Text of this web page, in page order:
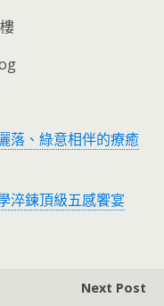
落、綠意相伴的療癒
淬鍊頂級五感饗宴
Next Post